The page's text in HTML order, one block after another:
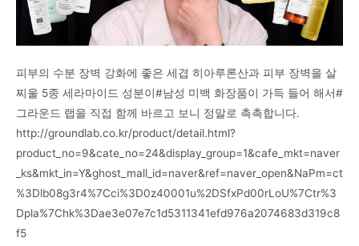
피부의 수분 장벽 강화에 좋은 세겹 히아루론산과 피부 장벽을 살
찌울 5종 세라마이드 성분이#남성 미백 화장품이 가득 들어 해서#
그라운드 랩을 직접 함께 바르고 보니 정말로 촉촉합니다.
http://groundlab.co.kr/product/detail.html?
product_no=9&cate_no=24&display_group=1&cafe_mkt=naver
_ks&mkt_in=Y&ghost_mall_id=naver&ref=naver_open&NaPm=ct
%3Dlb08g3r4%7Cci%3D0z40001u%2DSfxPd00rLoU%7Ctr%3
Dpla%7Chk%3Dae3e07e7c1d5311341efd976a2074683d319c8
f5